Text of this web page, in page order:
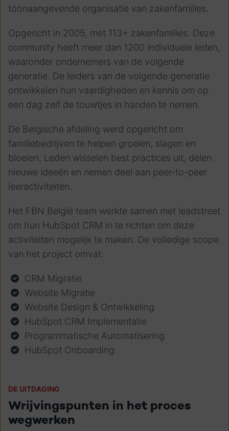
toonaangevende organisatie van zakenfamilies.
Opgericht in 2005, met 113+ zakenfamilies. Deze
community heeft meer dan 1200 individuele leden,
waaronder ondernemers van de volgende
generatie. De leiders van de volgende generatie
ontwikkelen hun vaardigheden en kennis om op
een dag zelf de touwtjes in handen te nemen.
De Belgische afdeling werd opgericht om
familiebedrijven te helpen groeien, slagen en
bloeien. Leden wisselen best practices uit, delen
nieuwe ideeën en nemen deel aan peer-to-peer
leeractiviteiten.
Het FBN België team werkte samen met leadstreet
om hun HubSpot CRM in te richten om deze
activiteiten mogelijk te maken. De volledige scope
van het project omvat:
CRM Migratie
Website Migratie
Website Design & Ontwikkeling
HubSpot CRM Implementatie
Programmatische Automatisering
HubSpot Onboarding
DE UITDAGING
Wrijvingspunten in het proces
wegwerken